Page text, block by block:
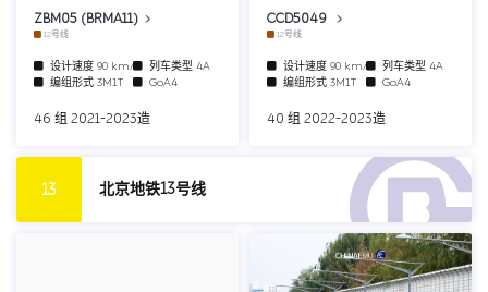
ZBM05 (BRMA11)
12号线
设计速度 90 km/h 列车类型 4A
编组形式 3M1T GoA4
46 组 2021-2023造
CCD5049
12号线
设计速度 90 km/h 列车类型 4A
编组形式 3M1T GoA4
40 组 2022-2023造
13 北京地铁13号线